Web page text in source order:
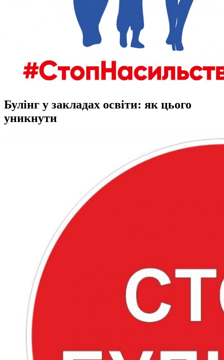
Булінг у закладах освіти: як цього
уникнути